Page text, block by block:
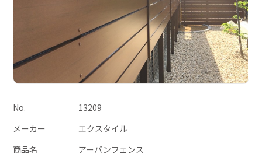
No.
13209
メーカー
エクスタイル
商品名
アーバンフェンス